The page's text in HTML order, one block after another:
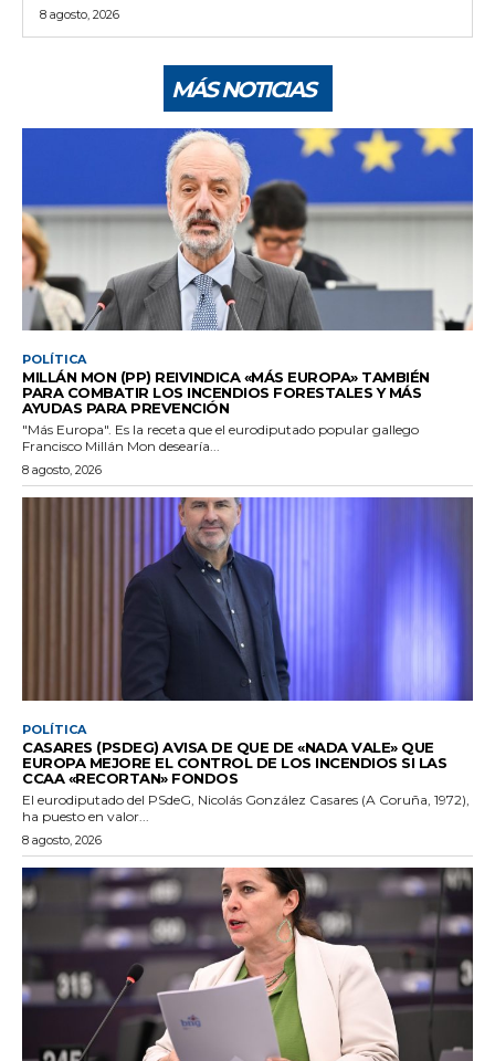
8 agosto, 2026
MÁS NOTICIAS
POLÍTICA
MILLÁN MON (PP) REIVINDICA «MÁS EUROPA» TAMBIÉN
PARA COMBATIR LOS INCENDIOS FORESTALES Y MÁS
AYUDAS PARA PREVENCIÓN
"Más Europa". Es la receta que el eurodiputado popular gallego
Francisco Millán Mon desearía...
8 agosto, 2026
POLÍTICA
CASARES (PSDEG) AVISA DE QUE DE «NADA VALE» QUE
EUROPA MEJORE EL CONTROL DE LOS INCENDIOS SI LAS
CCAA «RECORTAN» FONDOS
El eurodiputado del PSdeG, Nicolás González Casares (A Coruña, 1972),
ha puesto en valor...
8 agosto, 2026